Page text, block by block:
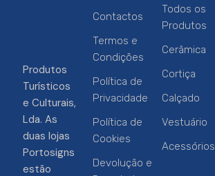
Produtos
Turísticos
e Culturais,
Lda. As
duas lojas
Portosigns
estão
Contactos
Termos e
Condições
Política de
Privacidade
Política de
Cookies
Devolução e
Todos os
Produtos
Cerâmica
Cortiça
Calçado
Vestuário
Acessórios